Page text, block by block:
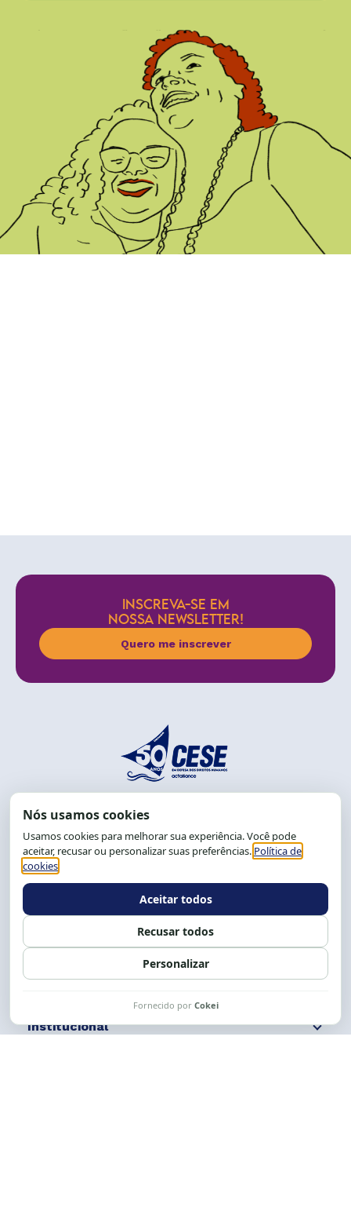
INSCREVA-SE EM
NOSSA NEWSLETTER!
Quero me inscrever
End.: R. da Graça, 150. Graça
CEP: 40.150-055
Salvador-BA, Brasil.
Tel.: (71) 2104-5457, Cel.: (71) 9 9239-2104 ou 2105
Expediente: 8h às 12h e 13 às 17h.
Siga nossas redes Fale conosco
Institucional